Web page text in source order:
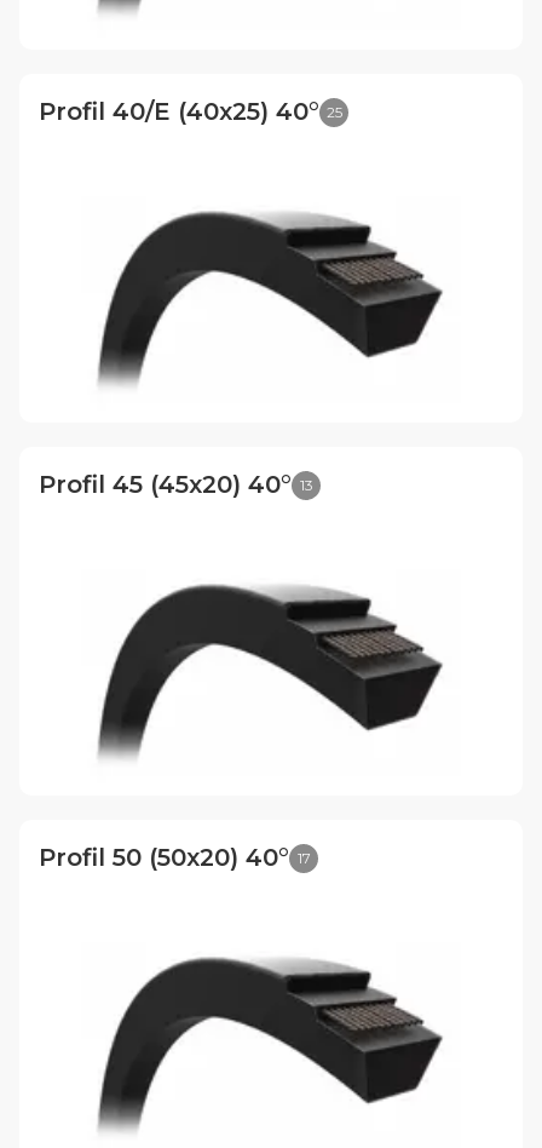
Profil 40/E (40x25) 40° 25
Profil 45 (45x20) 40° 13
Profil 50 (50x20) 40° 17